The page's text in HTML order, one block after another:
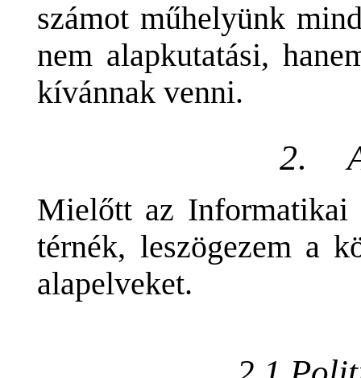
számot műhelyünk
nem alapkutatási,
kívánnak venni.
2.
Mielőtt az Informatikai
térnék, leszögezem a
alapelveket.